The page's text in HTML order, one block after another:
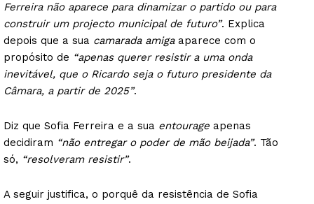
Ferreira não aparece para dinamizar o partido ou para
construir um projecto municipal de futuro”. Explica
depois que a sua camarada amigaaparece com o
propósito de “apenas querer resistir a uma onda
inevitável, que o Ricardo seja o futuro presidente da
Câmara, a partir de 2025”.
Diz que Sofia Ferreira e a sua entourage apenas
decidiram “não entregar o poder de mão beijada”. Tão
só, “resolveram resistir”.
A seguir justifica, o porquê da resistência de Sofia